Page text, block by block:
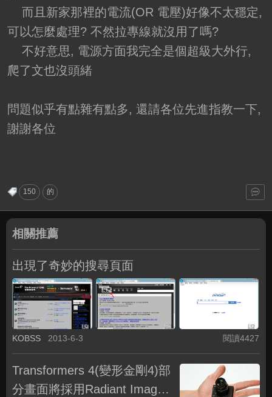
而且新家那裡的電流(OR 電壓)好像不太穩定,
可以怎麼處理? 不然拉專線就沒用了嗎?
不好意思, 電源方面我完全是個超級大外行,
爬了文也沒頭緒
問題似乎有點雜有點多, 還請各位先進指教一下,
謝謝各位
150 的
相關推薦
出現了奇妙的搜尋頁面
KOBSS 2013-6-3 閱讀4427
Transformers 4(變形金剛4)部
分畫面將採用Radiant Images